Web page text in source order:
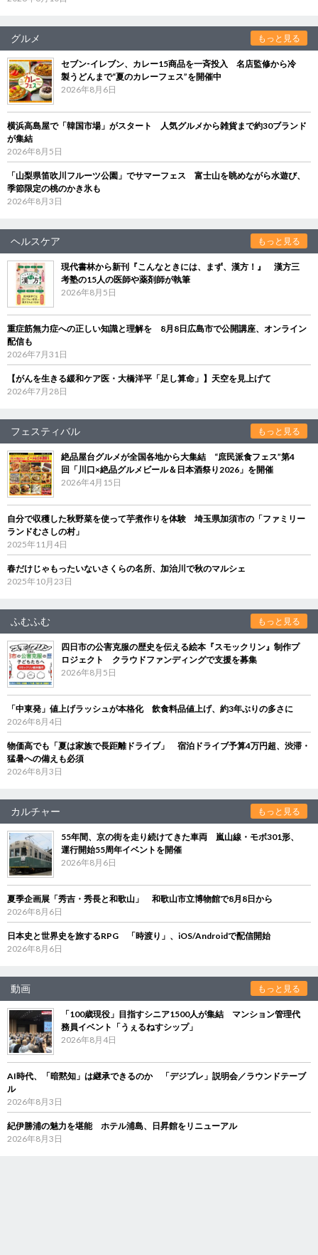
グルメ もっと見る
セブン‐イレブン、カレー15商品を一斉投入 名店監修から冷
製うどんまで“夏のカレーフェス”を開催中
2026年8月6日
横浜高島屋で「韓国市場」がスタート 人気グルメから雑貨まで約30ブランド
が集結
2026年8月5日
「山梨県笛吹川フルーツ公園」でサマーフェス 富士山を眺めながら水遊び、
季節限定の桃のかき氷も
2026年8月3日
ヘルスケア もっと見る
現代書林から新刊『こんなときには、まず、漢方！』 漢方三
考塾の15人の医師や薬剤師が執筆
2026年8月5日
重症筋無力症への正しい知識と理解を 8月8日広島市で公開講座、オンライン
配信も
2026年7月31日
【がんを生きる緩和ケア医・大橋洋平「足し算命」】天空を見上げて
2026年7月28日
フェスティバル もっと見る
絶品屋台グルメが全国各地から大集結 “庶民派食フェス”第4
回「川口×絶品グルメビール＆日本酒祭り2026」を開催
2026年4月15日
自分で収穫した秋野菜を使って芋煮作りを体験 埼玉県加須市の「ファミリー
ランドむさしの村」
2025年11月4日
春だけじゃもったいないさくらの名所、加治川で秋のマルシェ
2025年10月23日
ふむふむ もっと見る
四日市の公害克服の歴史を伝える絵本『スモックリン』制作プ
ロジェクト クラウドファンディングで支援を募集
2026年8月5日
「中東発」値上げラッシュが本格化 飲食料品値上げ、約3年ぶりの多さに
2026年8月4日
物価高でも「夏は家族で長距離ドライブ」 宿泊ドライブ予算4万円超、渋滞・
猛暑への備えも必須
2026年8月3日
カルチャー もっと見る
55年間、京の街を走り続けてきた車両 嵐山線・モボ301形、
運行開始55周年イベントを開催
2026年8月6日
夏季企画展「秀吉・秀長と和歌山」 和歌山市立博物館で8月8日から
2026年8月6日
日本史と世界史を旅するRPG 「時渡り」、iOS/Androidで配信開始
2026年8月6日
動画 もっと見る
「100歳現役」目指すシニア1500人が集結 マンション管理代
務員イベント「うぇるねすシップ」
2026年8月4日
AI時代、「暗黙知」は継承できるのか 「デジブレ」説明会／ラウンドテーブ
ル
2026年8月3日
紀伊勝浦の魅力を堪能 ホテル浦島、日昇館をリニューアル
2026年8月3日